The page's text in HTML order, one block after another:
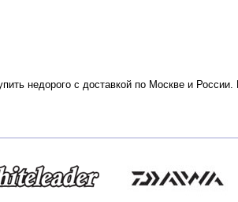
недорого с доставкой по Москве и